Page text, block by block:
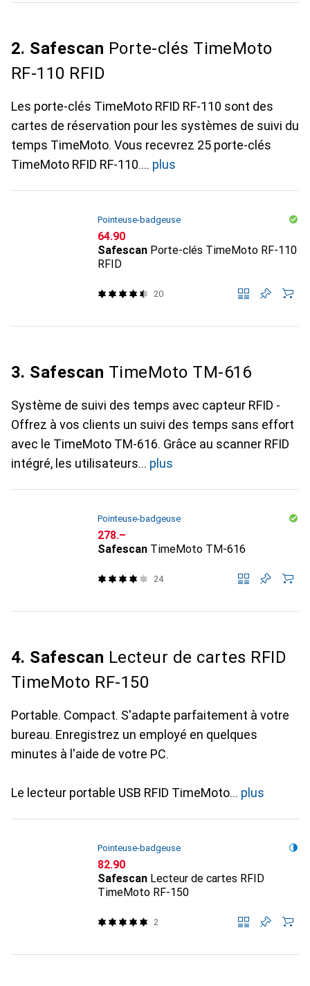
2. Safescan Porte-clés TimeMoto
RF-110 RFID
Les porte-clés TimeMoto RFID RF-110 sont des
cartes de réservation pour les systèmes de suivi du
temps TimeMoto. Vous recevrez 25 porte-clés
TimeMoto RFID RF-110.
plus
Pointeuse-badgeuse
CHF
64.90
Safescan Porte-clés TimeMoto RF-110
RFID
20
3. Safescan TimeMoto TM-616
Système de suivi des temps avec capteur RFID -
Offrez à vos clients un suivi des temps sans effort
avec le TimeMoto TM-616. Grâce au scanner RFID
intégré, les utilisateurs
plus
Pointeuse-badgeuse
CHF
278.–
Safescan TimeMoto TM-616
24
4. Safescan Lecteur de cartes RFID
TimeMoto RF-150
Portable. Compact. S'adapte parfaitement à votre
bureau. Enregistrez un employé en quelques
minutes à l'aide de votre PC.
Le lecteur portable USB RFID TimeMoto plus
Pointeuse-badgeuse
CHF
82.90
Safescan Lecteur de cartes RFID
TimeMoto RF-150
2